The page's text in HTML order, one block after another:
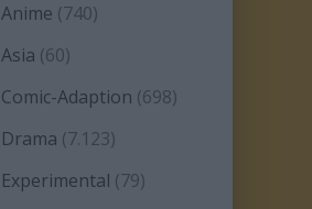
Anime (740)
Asia (60)
Comic-Adaption (698)
Drama (7.123)
Experimental (79)